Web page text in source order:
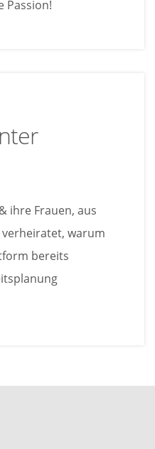
Passion!
ihre Frauen, aus
warum
bereits